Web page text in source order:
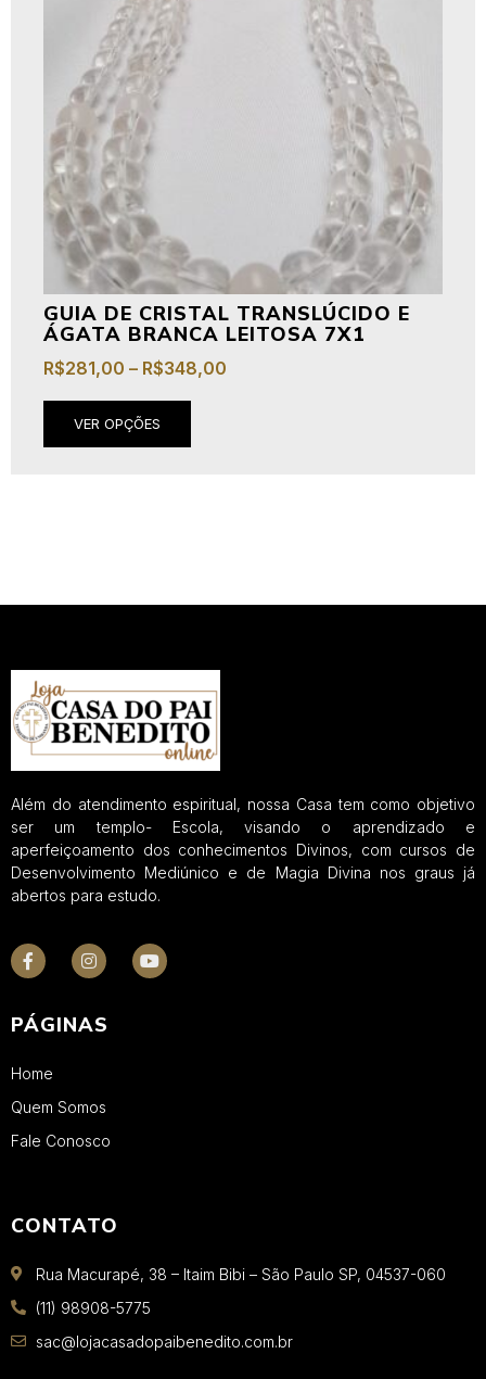
GUIA DE CRISTAL TRANSLÚCIDO E
ÁGATA BRANCA LEITOSA 7X1
R$281,00 – R$348,00
VER OPÇÕES
Além do atendimento espiritual, nossa Casa tem como objetivo
ser um templo- Escola, visando o aprendizado e
aperfeiçoamento dos conhecimentos Divinos, com cursos de
Desenvolvimento Mediúnico e de Magia Divina nos graus já
abertos para estudo.
PÁGINAS
Home
Quem Somos
Fale Conosco
CONTATO
Rua Macurapé, 38 – Itaim Bibi – São Paulo SP, 04537-060
(11) 98908-5775
sac@lojacasadopaibenedito.com.br